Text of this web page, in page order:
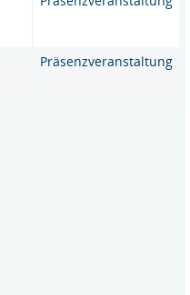
Präsenzveranstaltung